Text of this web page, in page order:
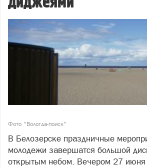
Фото "Вологда-поиск"
В Белозерске праздничные
молодежи завершатся большой
открытым небом. Вечером 27 июня